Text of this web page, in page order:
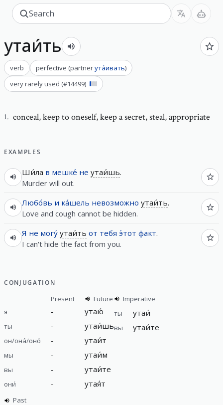
утаи́ть
verb perfective (partnerута́ивать)
very rarely used (#14499)
1. conceal,keep to oneself, keep a secret, steal, appropriate
EXAMPLES
Ши́ла в мешке́ не утаи́шь.
Murder will out.
Любо́вь и ка́шель невозможно утаи́ть.
Love and cough cannot be hidden.
Я не могу́ утаи́ть от тебя э́тот факт.
I can't hide the fact from you.
CONJUGATION
Present
Future
я
- утаю́
ты - утаи́шь
он/она́/оно́ - утаи́т
мы - утаи́м
вы - утаи́те
они́ - утая́т
Imperative
ты
утаи́
вы утаи́те
Past